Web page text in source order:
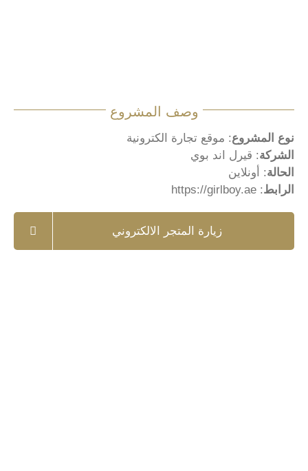
وصف المشروع
نوع المشروع: موقع تجارة الكترونية
الشركة: قيرل اند بوي
الحالة: أونلاين
الرابط:
https://girlboy.ae
زيارة المتجر الالكتروني